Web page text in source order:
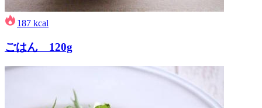
187 kcal
ごはん 120g